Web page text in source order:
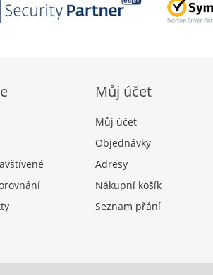
Můj účet
Můj účet
Objednávky
Adresy
Nákupní košík
Seznam přání